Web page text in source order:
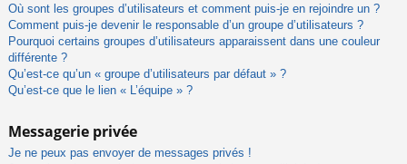
Où sont les groupes d’utilisateurs et comment puis-je en rejoindre un ?
Comment puis-je devenir le responsable d’un groupe d’utilisateurs ?
Pourquoi certains groupes d’utilisateurs apparaissent dans une couleur
différente ?
Qu’est-ce qu’un « groupe d’utilisateurs par défaut » ?
Qu’est-ce que le lien « L’équipe » ?
Messagerie privée
Je ne peux pas envoyer de messages privés !